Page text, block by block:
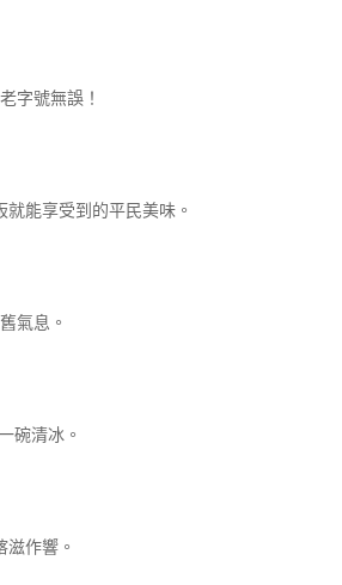
字號無誤！
能享受到的平民美味。
氣息。
碗清冰。
作響。